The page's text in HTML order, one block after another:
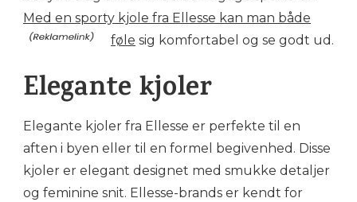
Med en sporty kjole fra Ellesse kan man både
føle sig komfortabel og se godt ud.
Elegante kjoler
Elegante kjoler fra Ellesse er perfekte til en
aften i byen eller til en formel begivenhed. Disse
kjoler er elegant designet med smukke detaljer
og feminine snit. Ellesse-brands er kendt for